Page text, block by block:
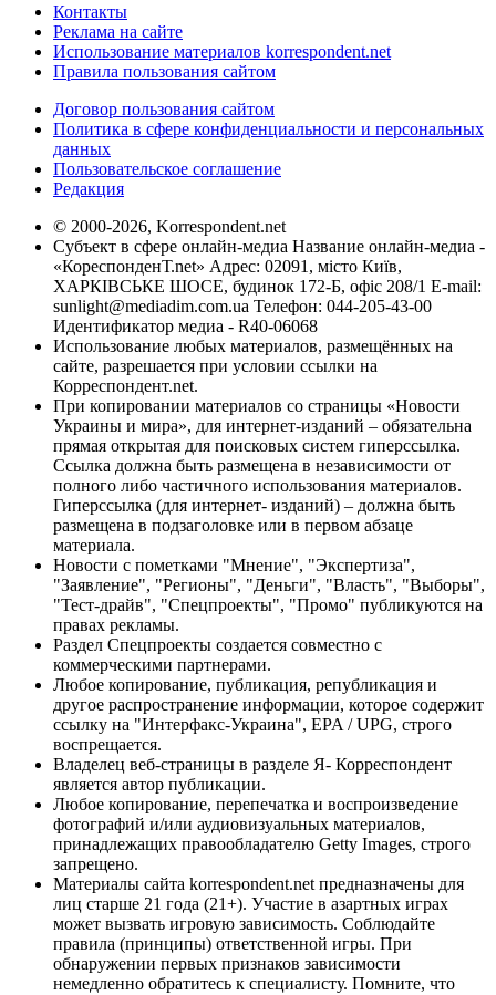
Контакты
Реклама на сайте
Использование материалов korrespondent.net
Правила пользования сайтом
Договор пользования сайтом
Политика в сфере конфиденциальности и персональных
данных
Пользовательское соглашение
Редакция
© 2000-2026, Korrespondent.net
Субъект в сфере онлайн-медиа Название онлайн-медиа -
«КореспонденТ.net» Адрес: 02091, місто Київ,
ХАРКІВСЬКЕ ШОСЕ, будинок 172-Б, офіс 208/1 E-mail:
sunlight@mediadim.com.ua Телефон: 044-205-43-00
Идентификатор медиа - R40-06068
Использование любых материалов, размещённых на
сайте, разрешается при условии ссылки на
Корреспондент.net.
При копировании материалов со страницы «Новости
Украины и мира», для интернет-изданий – обязательна
прямая открытая для поисковых систем гиперссылка.
Ссылка должна быть размещена в независимости от
полного либо частичного использования материалов.
Гиперссылка (для интернет- изданий) – должна быть
размещена в подзаголовке или в первом абзаце
материала.
Новости с пометками "Мнение", "Экспертиза",
"Заявление", "Регионы", "Деньги", "Власть", "Выборы",
"Тест-драйв", "Спецпроекты", "Промо" публикуются на
правах рекламы.
Раздел Спецпроекты создается совместно с
коммерческими партнерами.
Любое копирование, публикация, републикация и
другое распространение информации, которое содержит
ссылку на "Интерфакс-Украина", EPA / UPG, строго
воспрещается.
Владелец веб-страницы в разделе Я- Корреспондент
является автор публикации.
Любое копирование, перепечатка и воспроизведение
фотографий и/или аудиовизуальных материалов,
принадлежащих правообладателю Getty Images, строго
запрещено.
Материалы сайта korrespondent.net предназначены для
лиц старше 21 года (21+). Участие в азартных играх
может вызвать игровую зависимость. Соблюдайте
правила (принципы) ответственной игры. При
обнаружении первых признаков зависимости
немедленно обратитесь к специалисту. Помните, что